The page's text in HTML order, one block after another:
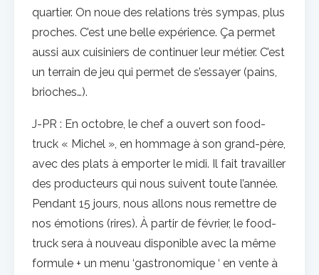
quartier. On noue des relations très sympas, plus
proches. C’est une belle expérience. Ça permet
aussi aux cuisiniers de continuer leur métier. C’est
un terrain de jeu qui permet de s’essayer (pains,
brioches…).
J-PR : En octobre, le chef a ouvert son food-
truck « Michel », en hommage à son grand-père,
avec des plats à emporter le midi. Il fait travailler
des producteurs qui nous suivent toute l’année.
Pendant 15 jours, nous allons nous remettre de
nos émotions (rires). À partir de février, le food-
truck sera à nouveau disponible avec la même
formule + un menu ‘gastronomique ‘ en vente à